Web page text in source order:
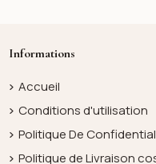
Informations
Accueil
Conditions d'utilisation
Politique De
Politique de Livraison